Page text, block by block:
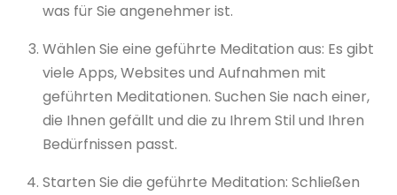
was für Sie angenehmer ist.
Wählen Sie eine geführte Meditation aus: Es gibt
viele Apps, Websites und Aufnahmen mit
geführten Meditationen. Suchen Sie nach einer,
die Ihnen gefällt und die zu Ihrem Stil und Ihren
Bedürfnissen passt.
Starten Sie die geführte Meditation: Schließen